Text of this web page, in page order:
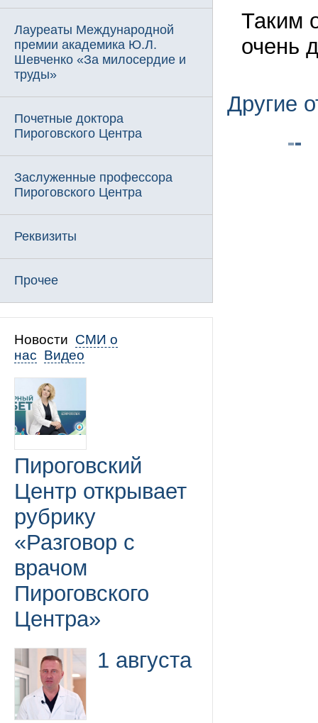
Лауреаты Международной
премии академика Ю.Л.
Шевченко «За милосердие и
труды»
Почетные доктора
Пироговского Центра
Заслуженные профессора
Пироговского Центра
Реквизиты
Прочее
Новости СМИ о
нас Видео
Пироговский
Центр открывает
рубрику
«Разговор с
врачом
Пироговского
Центра»
1 августа
Таким
очень
Другие